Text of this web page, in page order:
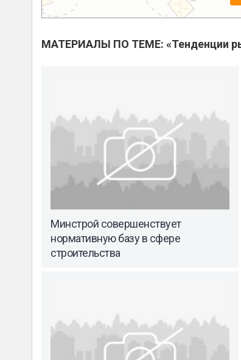
МАТЕРИАЛЫ ПО ТЕМЕ: «Тенденции
Минстрой совершенствует
нормативную базу в сфере
строительства